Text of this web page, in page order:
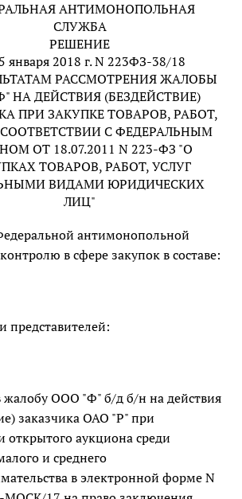
АНТИМОНОПОЛЬНАЯ
СЛУЖБА
РЕШЕНИЕ
января 2018 г. N 223ФЗ-38/18
РАССМОТРЕНИЯ ЖАЛОБЫ
НА ДЕЙСТВИЯ (БЕЗДЕЙСТВИЕ)
ПРИ ЗАКУПКЕ ТОВАРОВ, РАБОТ,
СООТВЕТСТВИИ С ФЕДЕРАЛЬНЫМ
ОТ 18.07.2011 N 223-ФЗ "О
ТОВАРОВ, РАБОТ, УСЛУГ
ВИДАМИ ЮРИДИЧЕСКИХ
ЛИЦ"
антимонопольной
в сфере закупок в составе:
представителей:
жалобу ООО "Ф" б/д б/н на действия
заказчика ОАО "Р" при
открытого аукциона среди
и среднего
в электронной форме N